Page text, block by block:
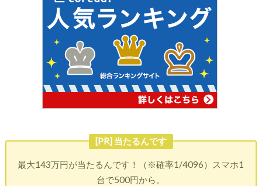
[PR] 当たるんです
最大143万円が当たるんです！（※確率1/4096）スマホ1
台で500円から。